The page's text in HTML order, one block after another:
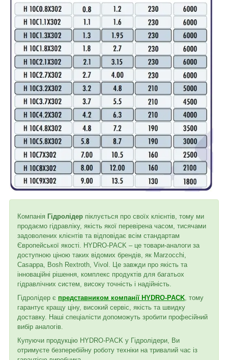
Компанія Гідролідер піклується про своїх клієнтів, тому ми
продаємо гідравліку, якість якої перевірена часом, тисячами
задоволених клієнтів та відповідає всім стандартам
Європейської якості. HYDRO-PACK – це товари-аналоги за
доступною ціною таких відомих брендів, як Marzocchi,
Casappa, Bosh Rextroth, Vivol. Це завжди про якість та
інноваційні рішення, комплекс продуктів для багатьох
гідравлічних систем, високу точність і надійність.
Гідролідер є представником компанії HYDRO-PACK , тому
гарантує кращу ціну, високий сервіс, якість та швидку
доставку. Наші спеціалісти допоможуть зробити професійний
вибір аналогів.
Купуючи продукцію HYDRO-PACK у Гідролідери, Ви
отримуєте безперебійну роботу техніки на тривалий час із